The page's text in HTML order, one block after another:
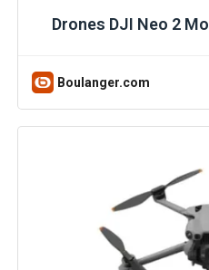
Drones DJI Neo 2
Boulanger.com